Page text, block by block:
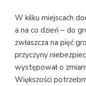
W kilku miejscach
a na co dzień – do
zwłaszcza na pięć
przyczyny
występował o
Większości